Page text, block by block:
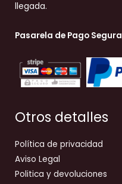
llegada.
Pasarela de Pago Segura
Otros detalles
Política de privacidad
Aviso Legal
Politica y devoluciones